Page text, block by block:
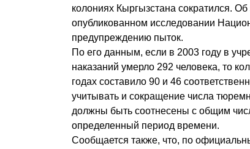
колониях Кыргызстана сократился. Об
опубликованном исследовании
предупреждению пыток.
По его данным, если в 2003 году в
наказаний умерло 292 человека, то
годах составило 90 и 46
учитывать и сокращение числа
должны быть соотнесены с общим
определенный период времени.
Сообщается также, что, по